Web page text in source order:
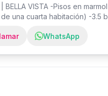
| BELLA VISTA -Pisos en
una cuarta habitación) -3.5
in closet en todas las
de 100 metros -
- Planta eléctrica -Portero -
RD$17,000
WhatsApp